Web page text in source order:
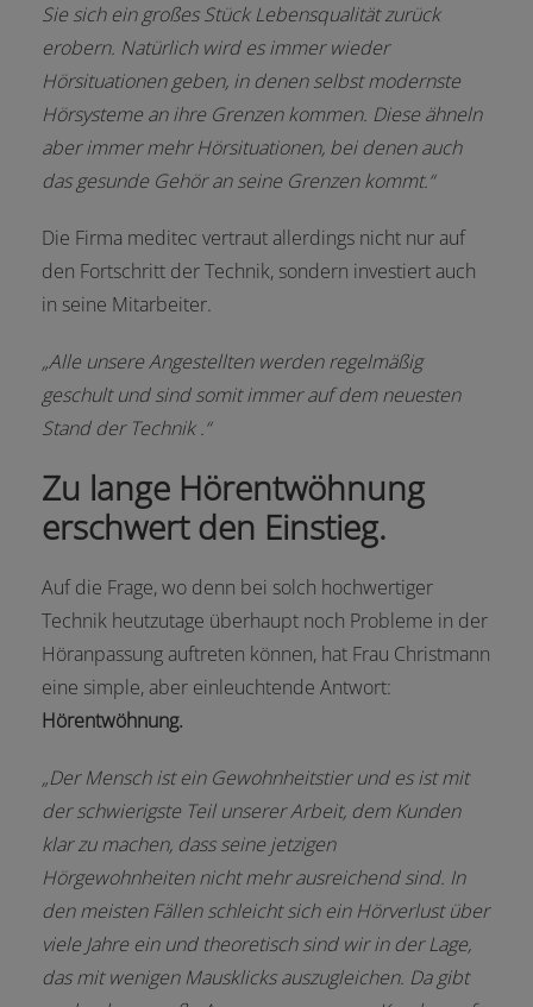
Sie sich ein großes Stück Lebensqualität zurück
erobern. Natürlich wird es immer wieder
Hörsituationen geben, in denen selbst modernste
Hörsysteme an ihre Grenzen kommen. Diese ähneln
aber immer mehr Hörsituationen, bei denen auch
das gesunde Gehör an seine Grenzen kommt.“
Die Firma meditec vertraut allerdings nicht nur auf
den Fortschritt der Technik, sondern investiert auch
in seine Mitarbeiter.
„Alle unsere Angestellten werden regelmäßig
geschult und sind somit immer auf dem neuesten
Stand der Technik .“
Zu lange Hörentwöhnung
erschwert den Einstieg.
Auf die Frage, wo denn bei solch hochwertiger
Technik heutzutage überhaupt noch Probleme in der
Höranpassung auftreten können, hat Frau Christmann
eine simple, aber einleuchtende Antwort:
Hörentwöhnung.
„Der Mensch ist ein Gewohnheitstier und es ist mit
der schwierigste Teil unserer Arbeit, dem Kunden
klar zu machen, dass seine jetzigen
Hörgewohnheiten nicht mehr ausreichend sind. In
den meisten Fällen schleicht sich ein Hörverlust über
viele Jahre ein und theoretisch sind wir in der Lage,
das mit wenigen Mausklicks auszugleichen. Da gibt